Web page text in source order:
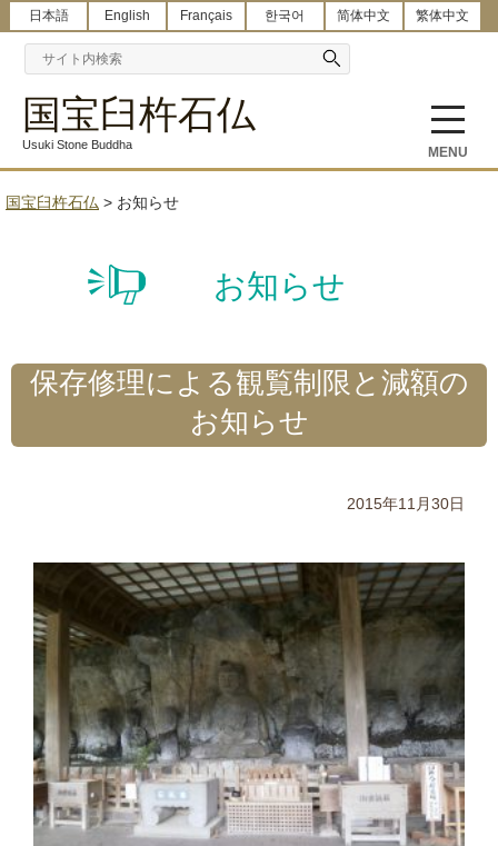
日本語 English Français 한국어 简体中文 繁体中文
国宝臼杵石仏
Usuki Stone Buddha MENU
国宝臼杵石仏 > お知らせ
お知らせ
保存修理による観覧制限と減額の
お知らせ
2015年11月30日